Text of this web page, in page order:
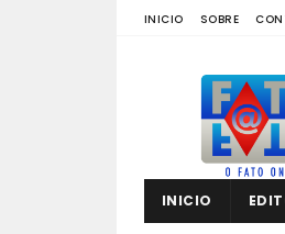
INICIO SOBRE
INICIO